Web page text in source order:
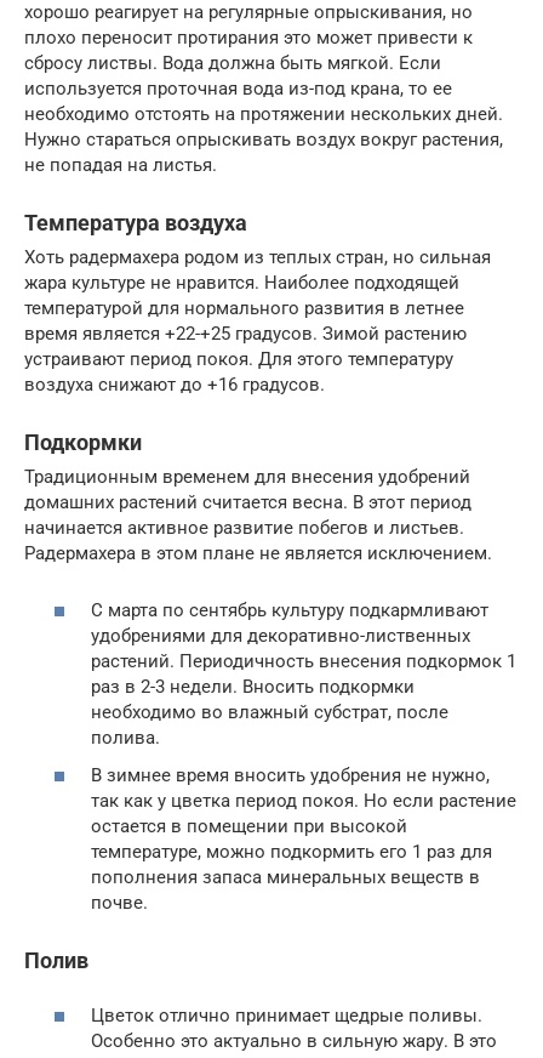
хорошо реагирует на регулярные опрыскивания, но
плохо переносит протирания это может привести к
сбросу листвы. Вода должна быть мягкой. Если
используется проточная вода из-под крана, то ее
необходимо отстоять на протяжении нескольких дней.
Нужно стараться опрыскивать воздух вокруг растения,
не попадая на листья.
Температура воздуха
Хоть радермахера родом из теплых стран, но сильная
жара культуре не нравится. Наиболее подходящей
температурой для нормального развития в летнее
время является +22-+25 градусов. Зимой растению
устраивают период покоя. Для этого температуру
воздуха снижают до +16 градусов.
Подкормки
Традиционным временем для внесения удобрений
домашних растений считается весна. В этот период
начинается активное развитие побегов и листьев.
Радермахера в этом плане не является исключением.
С марта по сентябрь культуру подкармливают
удобрениями для декоративно-лиственных
растений. Периодичность внесения подкормок 1
раз в 2-3 недели. Вносить подкормки
необходимо во влажный субстрат, после
полива.
В зимнее время вносить удобрения не нужно,
так как у цветка период покоя. Но если растение
остается в помещении при высокой
температуре, можно подкормить его 1 раз для
пополнения запаса минеральных веществ в
почве.
Полив
Цветок отлично принимает щедрые поливы.
Особенно это актуально в сильную жару. В это